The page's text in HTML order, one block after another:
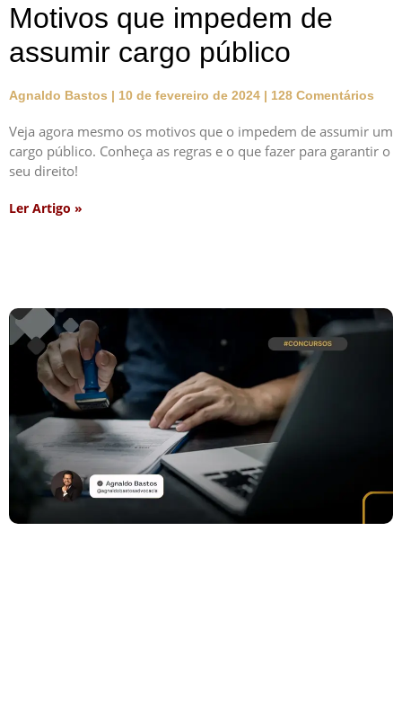
Motivos que impedem de
assumir cargo público
Agnaldo Bastos 10 de fevereiro de 2024 128 Comentários
Veja agora mesmo os motivos que o impedem de assumir um
cargo público. Conheça as regras e o que fazer para garantir o
seu direito!
Ler Artigo »